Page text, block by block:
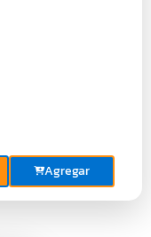
Agregar